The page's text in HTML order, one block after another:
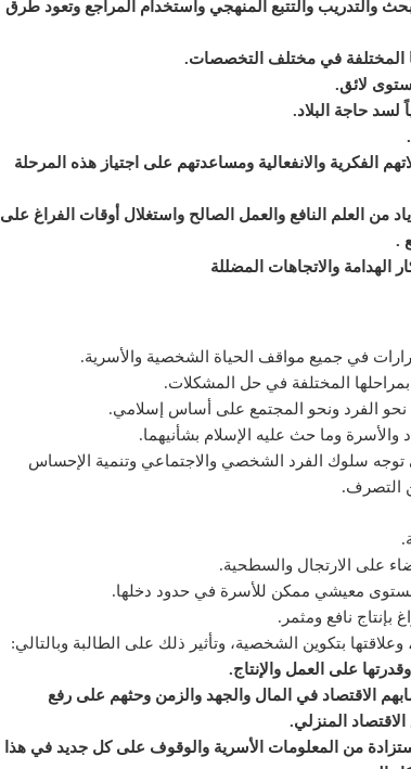
والتدريب والتتبع المنهجي واستخدام المراجع وتعود طرق
المختلفة في مختلف التخصصات.
لائق.
لسد حاجة البلاد.
الفكرية والانفعالية ومساعدتهم على اجتياز هذه المرحلة
من العلم النافع والعمل الصالح واستغلال أوقات الفراغ على
.
الهدامة والاتجاهات المضللة
في جميع مواقف الحياة الشخصية والأسرية.
بمراحلها المختلفة في حل المشكلات.
نحو الفرد ونحو المجتمع على أساس إسلامي.
والأسرة وما حث عليه الإسلام بشأنيهما.
توجه سلوك الفرد الشخصي والاجتماعي وتنمية الإحساس
التصرف.
على الارتجال والسطحية.
معيشي ممكن للأسرة في حدود دخلها.
بإنتاج نافع ومثمر.
وعلاقتها بتكوين الشخصية، وتأثير ذلك على الطالبة وبالتالي:
على العمل والإنتاج.
الاقتصاد في المال والجهد والزمن وحثهم على رفع
المنزلي.
من المعلومات الأسرية والوقوف على كل جديد في هذا